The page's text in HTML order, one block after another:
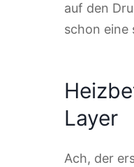
auf den
schon eine
Layer
Ach, der